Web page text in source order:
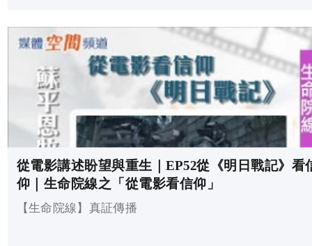
從電影講述盼望與重生｜EP52從《明日戰記》看
仰｜生命院線之「從電影看信仰」
【生命院線】真証傳播